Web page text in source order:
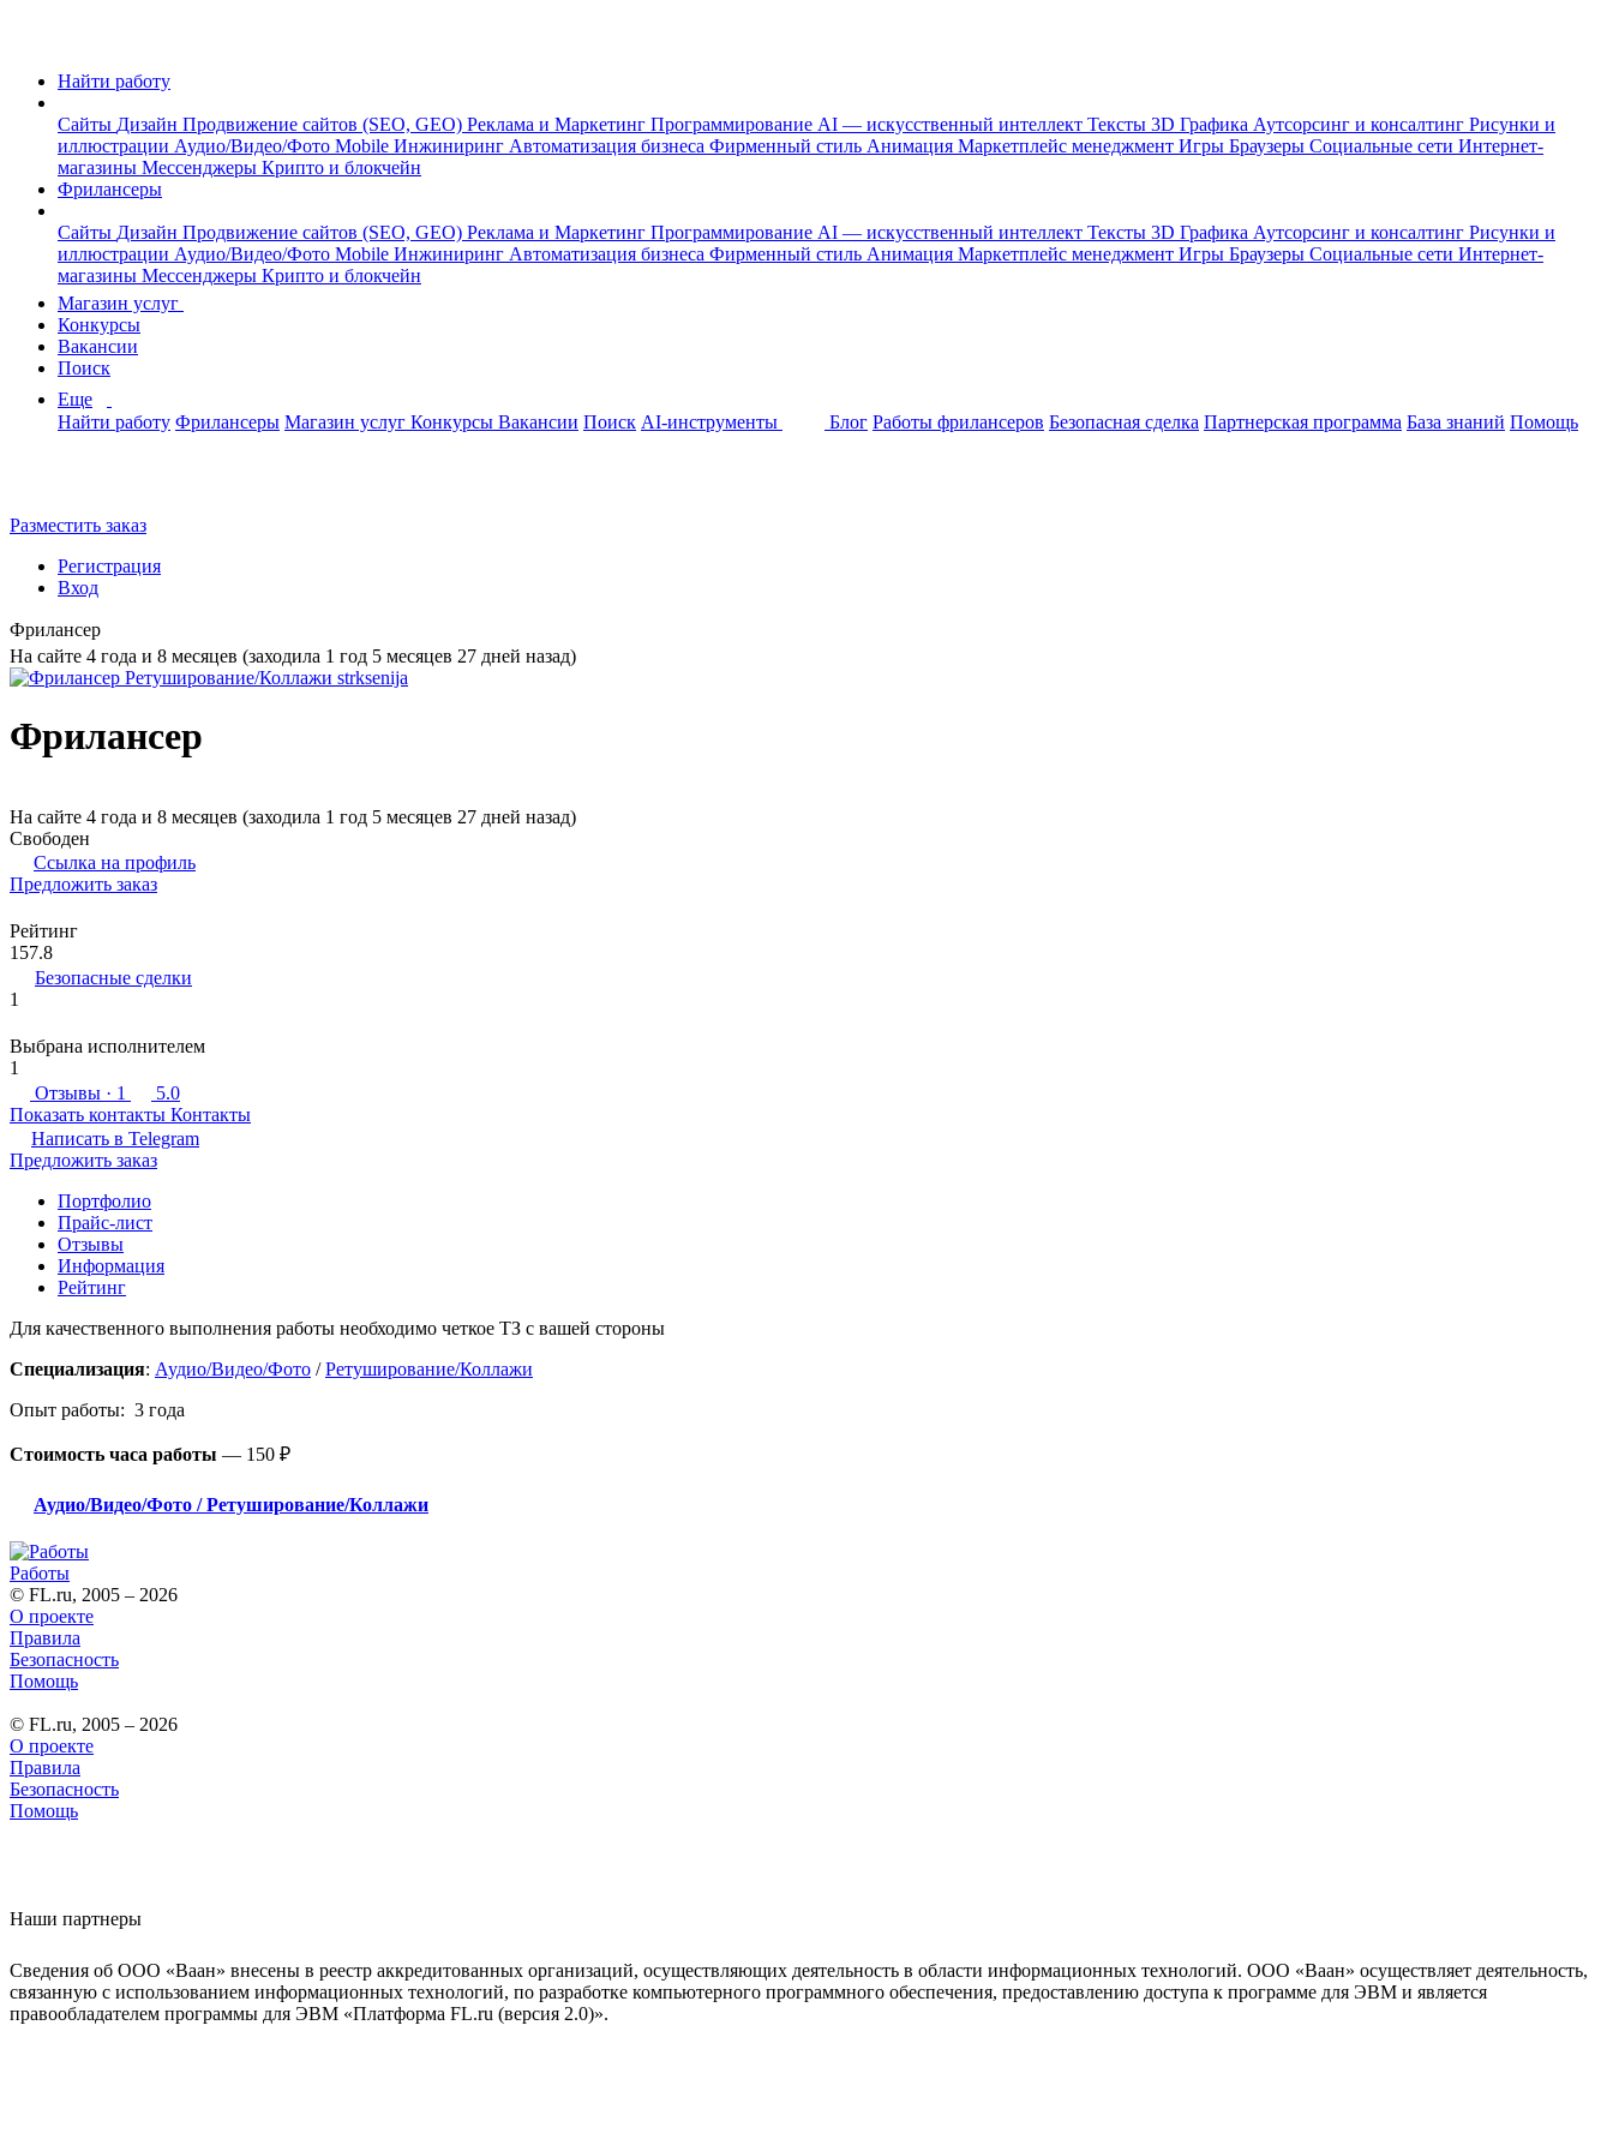
Найти работу
Сайты Дизайн Продвижение сайтов (SEO, GEO) Реклама и Маркетинг Программирование AI — искусственный интеллект Тексты 3D Графика Аутсорсинг и консалтинг Рисунки и
иллюстрации Аудио/Видео/Фото Mobile Инжиниринг Автоматизация бизнеса Фирменный стиль Анимация Маркетплейс менеджмент Игры Браузеры Социальные сети Интернет-
магазины Мессенджеры Крипто и блокчейн
Фрилансеры
Сайты Дизайн Продвижение сайтов (SEO, GEO) Реклама и Маркетинг Программирование AI — искусственный интеллект Тексты 3D Графика Аутсорсинг и консалтинг Рисунки и
иллюстрации Аудио/Видео/Фото Mobile Инжиниринг Автоматизация бизнеса Фирменный стиль Анимация Маркетплейс менеджмент Игры Браузеры Социальные сети Интернет-
магазины Мессенджеры Крипто и блокчейн
Магазин услуг
Конкурсы
Вакансии
Поиск
Еще
Найти работу Фрилансеры Магазин услуг Конкурсы Вакансии Поиск AI-инструменты Блог Работы фрилансеров Безопасная сделка Партнерская программа База знаний Помощь
Разместить заказ
Регистрация
Вход
Фрилансер
На сайте 4 года и 8 месяцев (заходила 1 год 5 месяцев 27 дней назад)
Фрилансер
На сайте 4 года и 8 месяцев (заходила 1 год 5 месяцев 27 дней назад)
Свободен
Ссылка на профиль
Предложить заказ
Рейтинг
157.8
Безопасные сделки
1
Выбрана исполнителем
1
Отзывы · 1
5.0
Показать контакты Контакты
Написать в Telegram
Предложить заказ
Портфолио
Прайс-лист
Отзывы
Информация
Рейтинг
Для качественного выполнения работы необходимо четкое ТЗ с вашей стороны
Специализация: Аудио/Видео/Фото /Ретуширование/Коллажи
Опыт работы: 3 года
Стоимость часа работы — 150 ₽
Аудио/Видео/Фото / Ретуширование/Коллажи
Работы
© FL.ru, 2005 – 2026
О проекте
Правила
Безопасность
Помощь
© FL.ru, 2005 – 2026
О проекте
Правила
Безопасность
Помощь
Наши партнеры
Сведения об ООО «Ваан» внесены в реестр аккредитованных организаций, осуществляющих деятельность в области информационных технологий. ООО «Ваан» осуществляет деятельность,
связанную с использованием информационных технологий, по разработке компьютерного программного обеспечения, предоставлению доступа к программе для ЭВМ и является
правообладателем программы для ЭВМ «Платформа FL.ru (версия 2.0)».